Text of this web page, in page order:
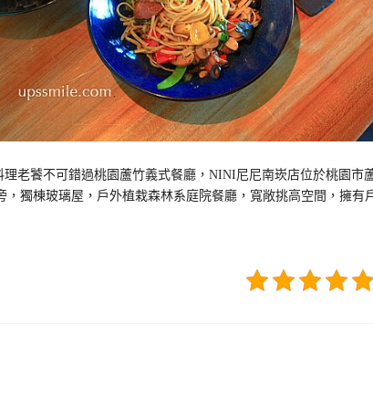
老饕不可錯過桃園蘆竹義式餐廳，NINI尼尼南崁店位於桃園市
，獨棟玻璃屋，戶外植栽森林系庭院餐廳，寬敞挑高空間，擁有